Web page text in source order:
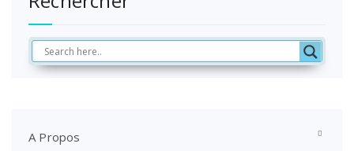
A Propos